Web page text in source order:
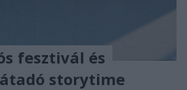
fesztivál és
storytime